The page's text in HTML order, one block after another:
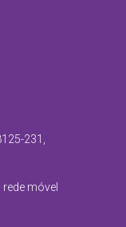
231,
móvel